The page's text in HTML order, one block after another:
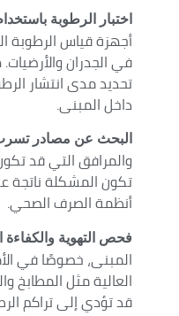
اختبار الرطوبة
أجهزة قياس الرطوبة
في الجدران
تحديد مدى انتشار
داخل المبنى.
البحث عن مصادر تسرب
والمرافق التي قد
تكون المشكلة
أنظمة الصرف الصحي.
فحص التهوية والكفاءة
المبنى، خصوصًا في
العالية مثل المطابخ
قد تؤدي إلى تراكم